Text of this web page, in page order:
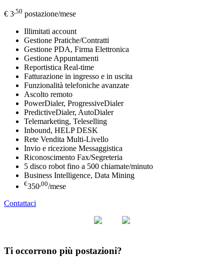
€ 3,50 postazione/mese
Illimitati account
Gestione Pratiche/Contratti
Gestione PDA, Firma Elettronica
Gestione Appuntamenti
Reportistica Real-time
Fatturazione in ingresso e in uscita
Funzionalità telefoniche avanzate
Ascolto remoto
PowerDialer, ProgressiveDialer
PredictiveDialer, AutoDialer
Telemarketing, Teleselling
Inbound, HELP DESK
Rete Vendita Multi-Livello
Invio e ricezione Messaggistica
Riconoscimento Fax/Segreteria
5 disco robot fino a 500 chiamate/minuto
Business Intelligence, Data Mining
€350 ,00/mese
Contattaci
Ti occorrono più postazioni?